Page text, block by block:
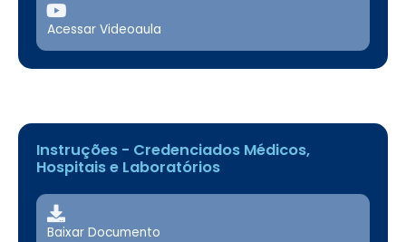
Acessar Videoaula
Instruções - Credenciados Médicos,
Hospitais e Laboratórios
Baixar Documento